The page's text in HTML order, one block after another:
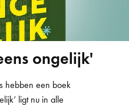
ongelijk'
hebben een boek
ligt nu in alle